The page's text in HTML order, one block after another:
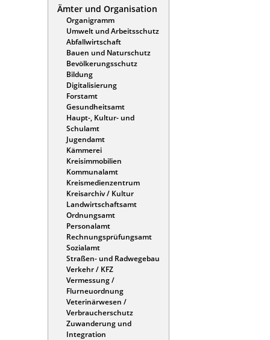
Ämter und Organisation
Organigramm
Umwelt und Arbeitsschutz
Abfallwirtschaft
Bauen und Naturschutz
Bevölkerungsschutz
Bildung
Digitalisierung
Forstamt
Gesundheitsamt
Haupt-, Kultur- und
Schulamt
Jugendamt
Kämmerei
Kreisimmobilien
Kommunalamt
Kreismedienzentrum
Kreisarchiv / Kultur
Landwirtschaftsamt
Ordnungsamt
Personalamt
Rechnungsprüfungsamt
Sozialamt
Straßen- und Radwegebau
Verkehr / KFZ
Vermessung /
Flurneuordnung
Veterinärwesen /
Verbraucherschutz
Zuwanderung und
Integration